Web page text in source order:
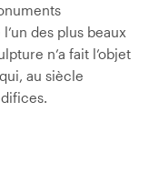
des plus beaux
n’a fait l’objet
au siècle